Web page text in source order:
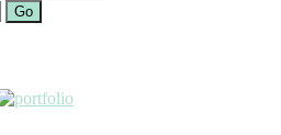
Go